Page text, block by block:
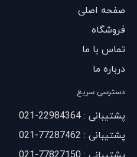
صفحه اصلی
فروشگاه
تماس با ما
درباره ما
دسترسی سریع
پشتیبانی : 22984364-021
پشتیبانی : 77287462-021